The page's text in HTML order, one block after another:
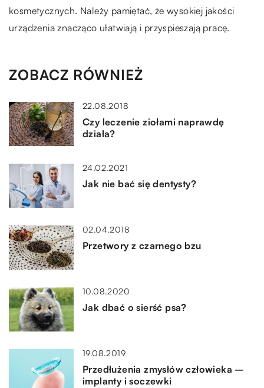
kosmetycznych. Należy pamiętać, że wysokiej jakości
urządzenia znacząco ułatwiają i przyspieszają pracę.
ZOBACZ RÓWNIEŻ
22.08.2018
Czy leczenie ziołami naprawdę
działa?
24.02.2021
Jak nie bać się dentysty?
02.04.2018
Przetwory z czarnego bzu
10.08.2020
Jak dbać o sierść psa?
19.08.2019
Przedłużenia zmysłów człowieka –
implanty i soczewki